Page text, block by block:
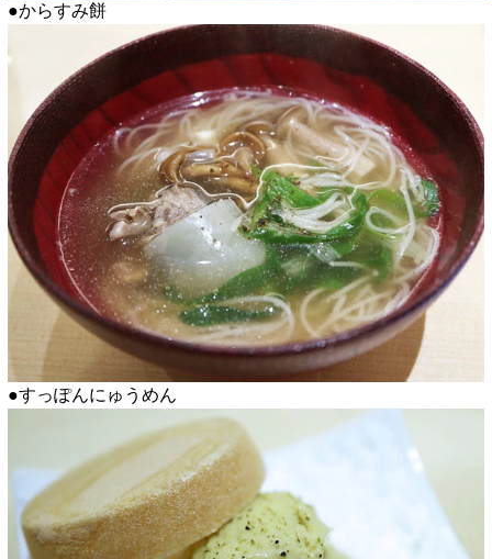
●からすみ餅
●すっぽんにゅうめん